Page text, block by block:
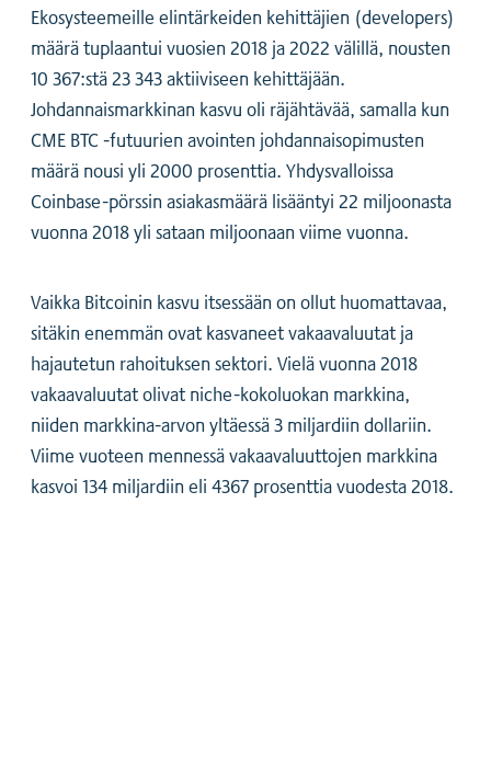
Ekosysteemeille elintärkeiden kehittäjien (developers)
määrä tuplaantui vuosien 2018 ja 2022 välillä, nousten
10 367:stä 23 343 aktiiviseen kehittäjään.
Johdannaismarkkinan kasvu oli räjähtävää, samalla kun
CME BTC -futuurien avointen johdannaisopimusten
määrä nousi yli 2000 prosenttia. Yhdysvalloissa
Coinbase-pörssin asiakasmäärä lisääntyi 22 miljoonasta
vuonna 2018 yli sataan miljoonaan viime vuonna.
Vaikka Bitcoinin kasvu itsessään on ollut huomattavaa,
sitäkin enemmän ovat kasvaneet vakaavaluutat ja
hajautetun rahoituksen sektori. Vielä vuonna 2018
vakaavaluutat olivat niche-kokoluokan markkina,
niiden markkina-arvon yltäessä 3 miljardiin dollariin.
Viime vuoteen mennessä vakaavaluuttojen markkina
kasvoi 134 miljardiin eli 4367 prosenttia vuodesta 2018.